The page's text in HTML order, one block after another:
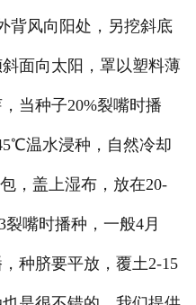
背风向阳处，另挖斜底
面向太阳，罩以塑料薄
当种子20%裂嘴时播
温水浸种，自然冷却
，盖上湿布，放在20-
嘴时播种，一般4月
种脐要平放，覆土2-15